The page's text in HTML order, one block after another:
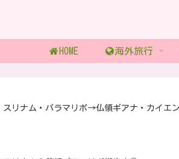
HOME 海外旅行
スリナム・パラマリボ→仏領ギアナ・カイエ